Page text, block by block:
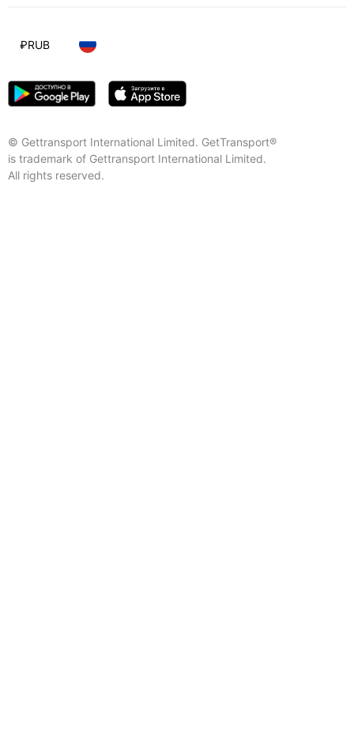
© Gettransport International Limited. GetTransport®
is trademark of Gettransport International Limited.
All rights reserved.
₽RUB